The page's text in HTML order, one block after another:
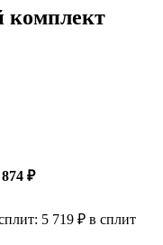
комплект
₽
5 719 ₽ в сплит